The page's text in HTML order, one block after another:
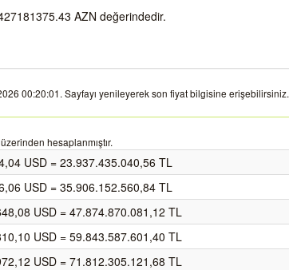
AZN değerindedir.
00:20:01. Sayfayı yenileyerek son fiyat bilgisine erişebilirsiniz.
hesaplanmıştır.
USD = 23.937.435.040,56 TL
USD = 35.906.152.560,84 TL
USD = 47.874.870.081,12 TL
USD = 59.843.587.601,40 TL
USD = 71.812.305.121,68 TL